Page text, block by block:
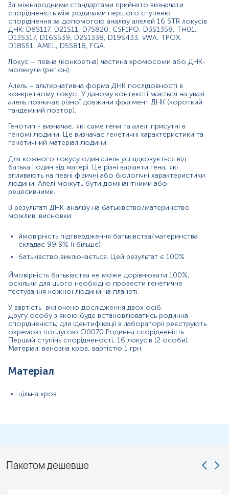
У вартість включено дослідження двох осіб.
Другу особу з якою буде встановлюватись родинна
спорідненість, для ідентифікації в лабораторії
реєструють окремою послугою O0070 Родинна
локусів (2 особи). Матеріал: венозна кров, вартістю 1
грн.
Матеріал
цільна кров
*Одиниці вимірювання, референтні значення та діапазон
вимірювань можуть змінюватися у відповідності до зміни
тест-систем.
Забір проводиться незалежно від прийому їжі чи
медикаментів.
останні 2 місяці.
Дітей до 5 років перед здачею крові бажано поїти
кип’яченою водою (порціями до 150-200 мл протягом 30
Застереження!
За міжнародними стандартами прийнято визначати
спорідненість між родичами першого ступеню
споріднення за допомогою аналізу алелей 16 STR локусів
ДНК: D8S117, D21S11, D7S820, CSF1PO, D3S1358, TH01,
D13S317, D16S539, D2S1338, D19S433, vWA, TPOX,
D18S51, AMEL, D5S818, FGA.
Локус – певна (конкретна) частина хромосоми або ДНК-
молекули (регіон).
Алель – альтернативна форма ДНК послідовності в
конкретному локусі. У даному контексті мається на увазі
алель позначає різної довжини фрагмент ДНК (короткий
тандемний повтор).
Генотип - визначає, які саме гени та алелі присутні в
геномі людини. Це визначає генетичні характеристики та
генетичний матеріал людини.
Для кожного локусу один алель успадковується від
батька і один від матері. Це різні варіанти гена, які
впливають на певні фізичні або біологічні характеристики
людини. Алелі можуть бути домінантними або
рецесивними.
В результаті ДНК-аналізу на батьківство/материнство
можливі висновки:
ймовірність підтвердження батьківства/материнства
складає 99,9% (і більше);
батьківство виключається. Цей результат є 100%.
Ймовірність батьківства не може дорівнювати 100%,
оскільки для цього необхідно провести генетичне
тестування кожної людини на планеті.
У вартість включено дослідження двох осіб.
Другу особу з якою буде встановлюватись родинна
спорідненість, для ідентифікації в лабораторії реєструють
окремою послугою O0070 Родинна спорідненість.
Перший ступінь спорідненості, 16 локусів (2 особи).
Матеріал: венозна кров, вартістю 1 грн.
Матеріал
цільна кров
Пакетом дешевше